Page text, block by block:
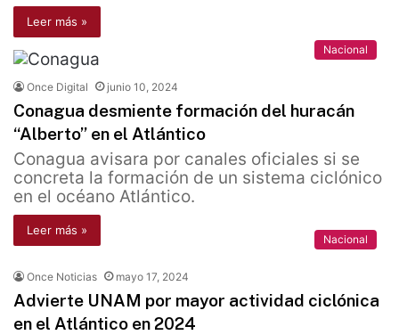
Leer más »
Nacional
Once Digital junio 10, 2024
Conagua desmiente formación del huracán
“Alberto” en el Atlántico
Conagua avisara por canales oficiales si se
concreta la formación de un sistema ciclónico
en el océano Atlántico.
Leer más »
Nacional
Once Noticias mayo 17, 2024
Advierte UNAM por mayor actividad ciclónica
en el Atlántico en 2024